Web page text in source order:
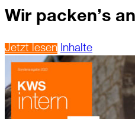
Wir packen’s an
Jetzt lesen Inhalte